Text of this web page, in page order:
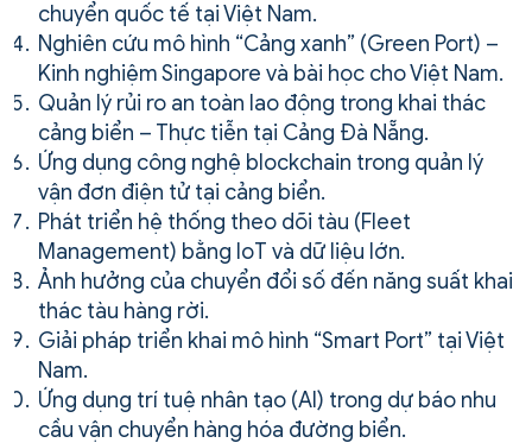
chuyển quốc tế tại Việt Nam.
Nghiên cứu mô hình “Cảng xanh” (Green Port) –
Kinh nghiệm Singapore và bài học cho Việt Nam.
Quản lý rủi ro an toàn lao động trong khai thác
cảng biển – Thực tiễn tại Cảng Đà Nẵng.
Ứng dụng công nghệ blockchain trong quản lý
vận đơn điện tử tại cảng biển.
Phát triển hệ thống theo dõi tàu (Fleet
Management) bằng IoT và dữ liệu lớn.
Ảnh hưởng của chuyển đổi số đến năng suất khai
thác tàu hàng rời.
Giải pháp triển khai mô hình “Smart Port” tại Việt
Nam.
Ứng dụng trí tuệ nhân tạo (AI) trong dự báo nhu
cầu vận chuyển hàng hóa đường biển.